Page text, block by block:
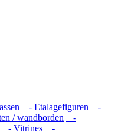
- Etalagefiguren
-
/ wandborden
-
- Vitrines
-